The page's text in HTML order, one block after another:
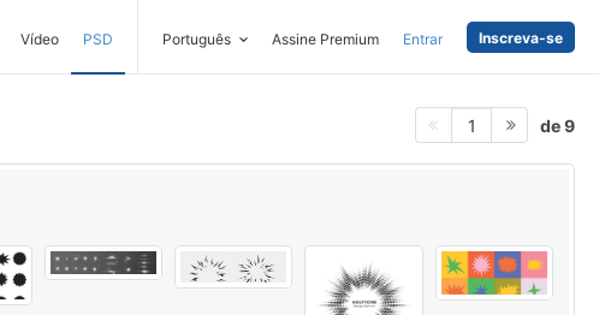
Vídeo PSD Português Assine Premium Entrar Inscreva-se
1 de 9